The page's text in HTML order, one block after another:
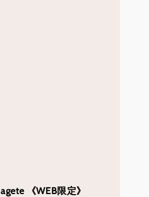
agete 《WEB限定》